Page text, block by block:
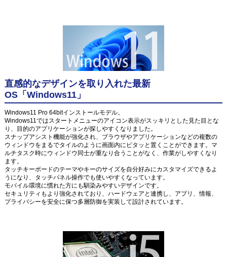
直感的なデザインを取り入れた最新
OS「Windows11」
Windows11 Pro 64bitインストールモデル。
Windows11ではスタートメニューのアイコン表示がスッキリとした見た目とな
り、目的のアプリケーションが探しやすくなりました。
スナップアシスト機能が強化され、ブラウザやアプリケーションなどの複数の
ウィンドウをまるでタイルのように画面内にピタッと置くことができます。マ
ルチタスク時にウィンドウ同士が重なり合うことがなく、作業がしやすくなり
ます。
タッチキーボードのテーマやキーのサイズを自分好みにカスタマイズできるよ
うになり、タッチパネル操作でも使いやすくなっています。
モバイル環境に慣れた方にも馴染みやすいデザインです。
セキュリティもより強化されており、ハードウェアと連携し、アプリ、情報、
プライバシーを安全に保つ多層防御を実装して設計されています。